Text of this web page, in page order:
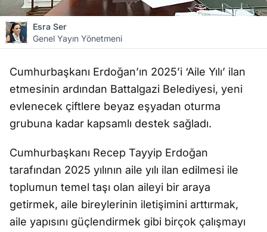
Esra Ser
Genel Yayın Yönetmeni
Cumhurbaşkanı Erdoğan’ın 2025’i ‘Aile Yılı’ ilan
etmesinin ardından Battalgazi Belediyesi, yeni
evlenecek çiftlere beyaz eşyadan oturma
grubuna kadar kapsamlı destek sağladı.
Cumhurbaşkanı Recep Tayyip Erdoğan
tarafından 2025 yılının aile yılı ilan edilmesi ile
toplumun temel taşı olan aileyi bir araya
getirmek, aile bireylerinin iletişimini arttırmak,
aile yapısını güçlendirmek gibi birçok çalışmayı